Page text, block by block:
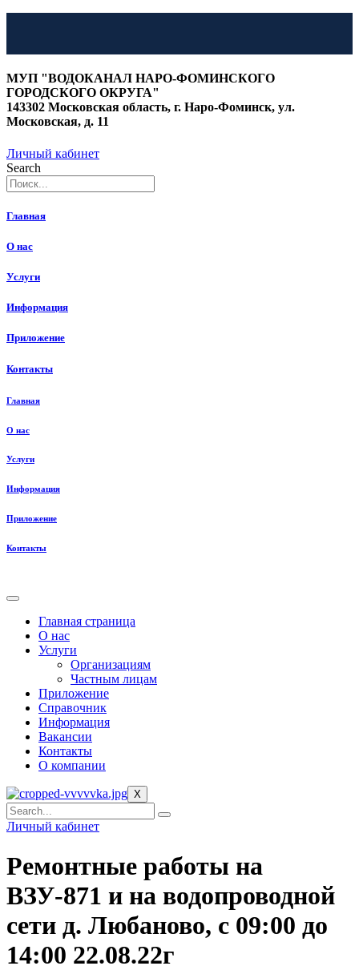
к
содержимому
МУП "ВОДОКАНАЛ НАРО-ФОМИНСКОГО
ГОРОДСКОГО ОКРУГА"
143302 Московская область, г. Наро-Фоминск, ул.
Московская, д. 11
Личный кабинет
Search
Главная
О нас
Услуги
Информация
Приложение
Контакты
Главная
О нас
Услуги
Информация
Приложение
Контакты
Главная страница
О нас
Услуги
Организациям
Частным лицам
Приложение
Справочник
Информация
Вакансии
Контакты
О компании
X
Личный кабинет
Ремонтные работы на
ВЗУ-871 и на водопроводной
сети д. Любаново, с 09:00 до
14:00 22.08.22г